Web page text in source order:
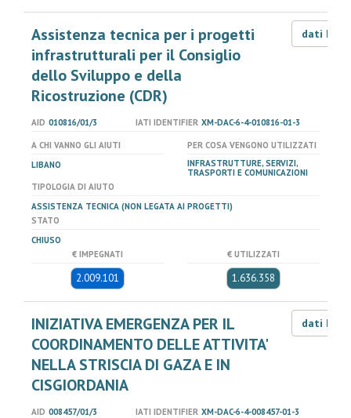
Assistenza tecnica per i progetti
infrastrutturali per il Consiglio
dello Sviluppo e della
Ricostruzione (CDR)
dati LOD
AID 010816/01/3 IATI IDENTIFIER XM-DAC-6-4-010816-01-3
A CHI VANNO GLI AIUTI
LIBANO
PER COSA VENGONO UTILIZZATI
INFRASTRUTTURE, SERVIZI,
TRASPORTI E COMUNICAZIONI
TIPOLOGIA DI AIUTO
ASSISTENZA TECNICA (NON LEGATA AI PROGETTI)
STATO
CHIUSO
€ IMPEGNATI
2.009.101
€ UTILIZZATI
1.636.358
INIZIATIVA EMERGENZA PER IL
COORDINAMENTO DELLE ATTIVITA'
NELLA STRISCIA DI GAZA E IN
CISGIORDANIA
dati LOD
AID 008457/01/3 IATI IDENTIFIER XM-DAC-6-4-008457-01-3